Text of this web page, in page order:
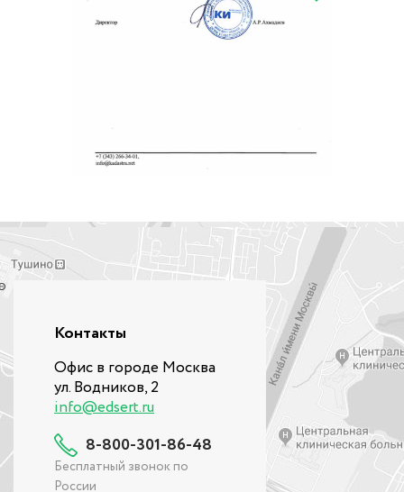
Контакты
Офис в городе Москва
ул. Водников, 2
info@edsert.ru
8-800-301-86-48
Бесплатный звонок по
России